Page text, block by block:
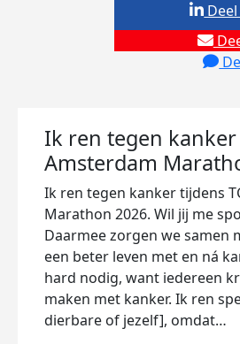
Ik ren tegen kanker
Amsterdam
Ik ren tegen kanker tijdens
Marathon 2026. Wil jij me
Daarmee zorgen we samen
een beter leven met en ná
hard nodig, want iedereen
maken met kanker. Ik ren
dierbare of jezelf], omdat…